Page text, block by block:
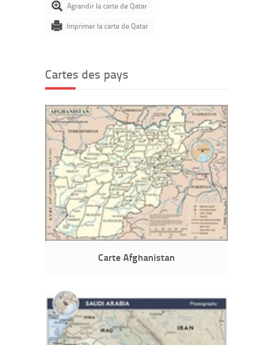
Agrandir la carte de Qatar
Imprimer la carte de Qatar
Cartes des pays
Carte Afghanistan